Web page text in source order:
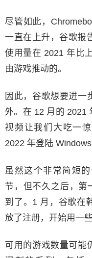
尽管如此，
一直在上升，谷歌报
使用量在 2021 年比
由游戏推动的。
因此，谷歌想要进一
外。在 12 月的 2021
视频让我们大吃一
2022 年登陆 Windows
虽然这个非常简短
节，但不久之后，第
到了。1 月，谷歌在
放了注册，开始用一
可用的游戏数量可能